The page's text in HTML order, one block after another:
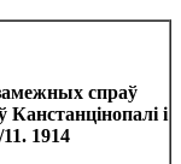
спраў
і
1914